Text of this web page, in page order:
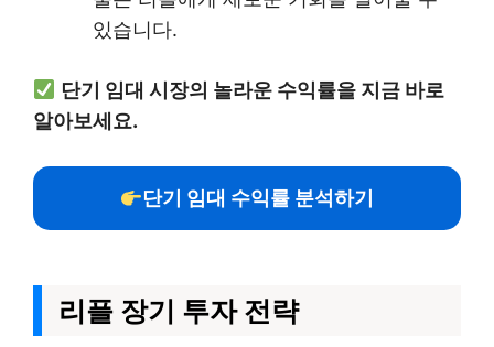
있습니다.
단기 임대 시장의 놀라운 수익률을 지금 바로
알아보세요.
단기 임대 수익률 분석하기
리플 장기 투자 전략